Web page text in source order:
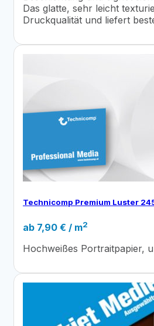
Das glatte, sehr leicht
Druckqualität und liefert
Technicomp Premium Luster
ab 7,90 € / m2
Hochweißes Portraitpapier,